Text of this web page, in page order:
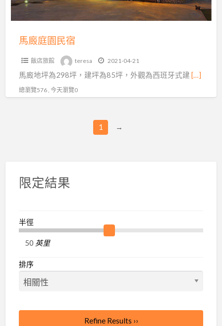
馬廄庭園民宿
飯店旅館 teresa 2021-04-21
馬廄地坪為298坪，建坪為85坪，外觀為西班牙式建 […]
總瀏覽576 , 今天瀏覽0
1 →
限定結果
半徑
英里
排序
Refine Results ››